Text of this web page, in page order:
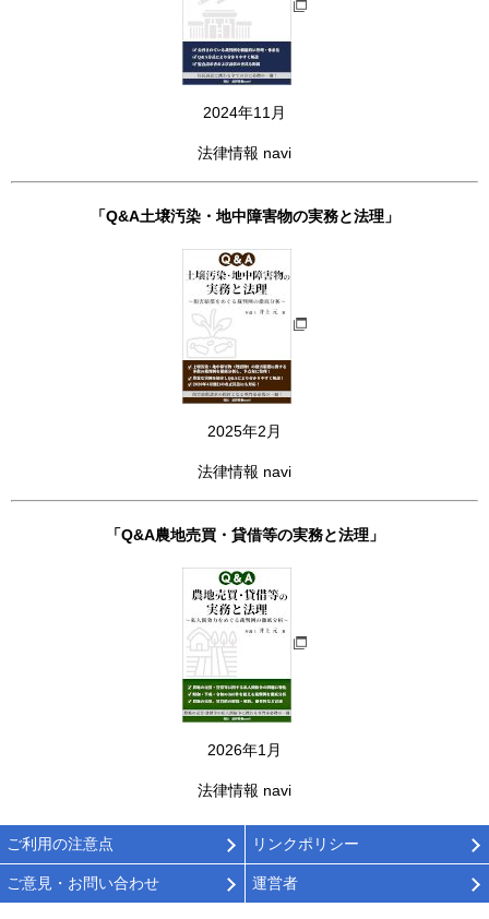
2024年11月
法律情報 navi
「Q&A土壌汚染・地中障害物の実務と法理」
2025年2月
法律情報 navi
「Q&A農地売買・貸借等の実務と法理」
2026年1月
法律情報 navi
ご利用の注意点 リンクポリシー
ご意見・お問い合わせ 運営者